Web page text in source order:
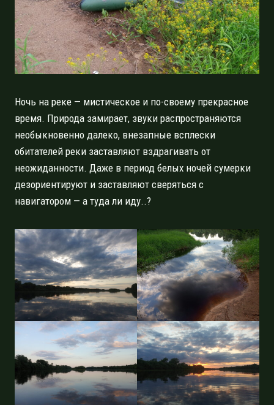
Ночь на реке — мистическое и по-своему прекрасное
время. Природа замирает, звуки распространяются
необыкновенно далеко, внезапные всплески
обитателей реки заставляют вздрагивать от
неожиданности. Даже в период белых ночей сумерки
дезориентируют и заставляют сверяться с
навигатором — а туда ли иду..?